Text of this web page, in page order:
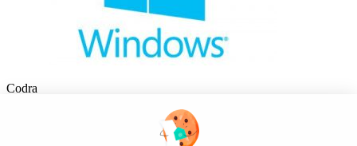
Codra
Éditeur des logiciels Panorama Suite et COOX Origin, CODRA est
également un acteur reconnu dans le secteur de l'ingénierie logicielle